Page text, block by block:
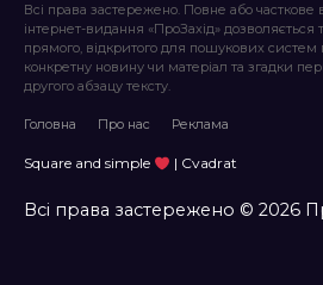
Всі права застережено. Повне або часткове
інтернет-видання «ПроЗахід» дозволяється
прямого, відкритого для пошукових систем
конкретну новину чи матеріал та згадки
другого абзацу тексту.
Головна Про нас Реклама
Square and simple | Cvadrat
Всі права застережено © 2026